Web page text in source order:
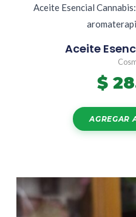
Aceite Esencial
Aceite
$
AGREGAR